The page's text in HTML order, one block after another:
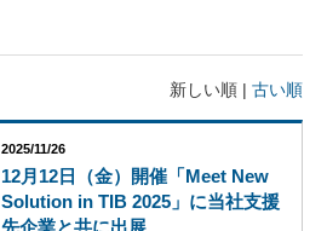
新しい順 | 古い順
2025/11/26
12月12日（金）開催「Meet New
Solution in TIB 2025」に当社支援
先企業と共に出展